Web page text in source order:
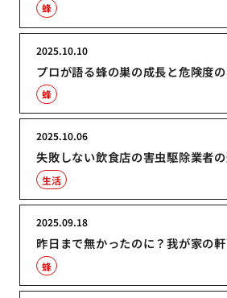
蜂
プロが語る蜂の巣の成長と危険度
2025.10.10
蜂
失敗しない飲食店の害虫駆除業者
2025.10.06
生活
昨日まで無かったのに？我が家の
2025.09.18
蜂